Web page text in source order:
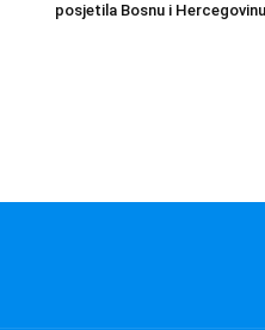
posjetila Bosnu i Hercegovinu